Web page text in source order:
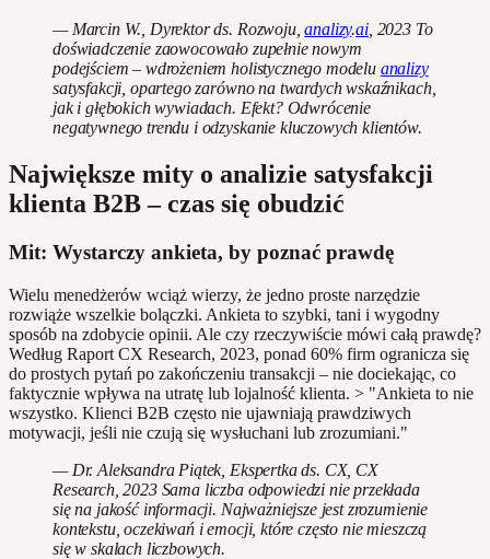
— Marcin W., Dyrektor ds. Rozwoju,analizy.ai, 2023 To
doświadczenie zaowocowało zupełnie nowym
podejściem – wdrożeniem holistycznego modelu analizy
satysfakcji, opartego zarówno na twardych wskaźnikach,
jak i głębokich wywiadach. Efekt? Odwrócenie
negatywnego trendu i odzyskanie kluczowych klientów.
Największe mity o analizie satysfakcji
klienta B2B – czas się obudzić
Mit: Wystarczy ankieta, by poznać prawdę
Wielu menedżerów wciąż wierzy, że jedno proste narzędzie
rozwiąże wszelkie bolączki. Ankieta to szybki, tani i wygodny
sposób na zdobycie opinii. Ale czy rzeczywiście mówi całą prawdę?
Według Raport CX Research, 2023, ponad 60% firm ogranicza się
do prostych pytań po zakończeniu transakcji – nie dociekając, co
faktycznie wpływa na utratę lub lojalność klienta. > "Ankieta to nie
wszystko. Klienci B2B często nie ujawniają prawdziwych
motywacji, jeśli nie czują się wysłuchani lub zrozumiani."
— Dr. Aleksandra Piątek, Ekspertka ds. CX, CX
Research, 2023 Sama liczba odpowiedzi nie przekłada
się na jakość informacji. Najważniejsze jest zrozumienie
kontekstu, oczekiwań i emocji, które często nie mieszczą
się w skalach liczbowych.